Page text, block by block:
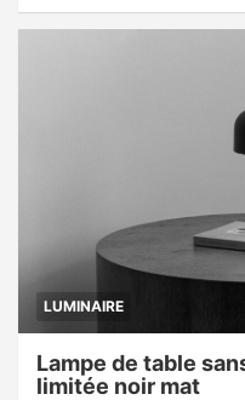
LUMINAIRE
Lampe de table
limitée noir mat